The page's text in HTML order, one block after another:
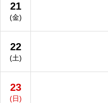
21
(金)
22
(土)
23
(日)